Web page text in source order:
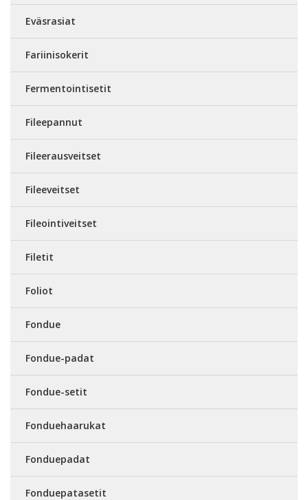
Eväsrasiat
Fariinisokerit
Fermentointisetit
Fileepannut
Fileerausveitset
Fileeveitset
Fileointiveitset
Filetit
Foliot
Fondue
Fondue-padat
Fondue-setit
Fonduehaarukat
Fonduepadat
Fonduepatasetit